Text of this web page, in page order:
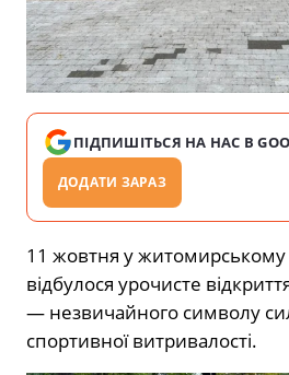
ПІДПИШІТЬСЯ НА НАС В
ДОДАТИ ЗАРАЗ
11 жовтня у житомирському
відбулося урочисте
— незвичайного символу
спортивної витривалості.